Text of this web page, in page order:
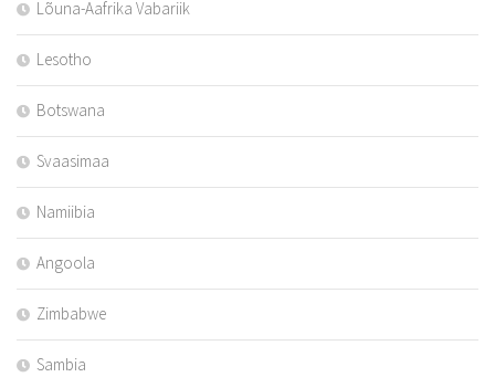
Lõuna-Aafrika Vabariik
Lesotho
Botswana
Svaasimaa
Namiibia
Angoola
Zimbabwe
Sambia